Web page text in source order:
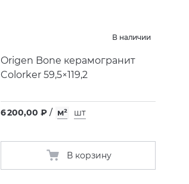
В наличии
Origen Bone керамогранит
Colorker 59,5×119,2
6 200,00 ₽ / м² шт
В корзину